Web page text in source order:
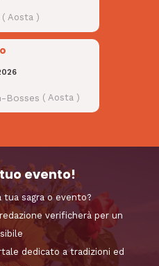
( Aosta )
Bosses ( Aosta)
evento!
tua sagra o evento?
verificherà per un
dedicato a tradizioni ed